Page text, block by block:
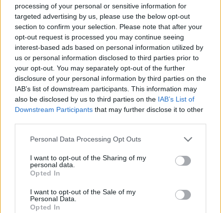
processing of your personal or sensitive information for
targeted advertising by us, please use the below opt-out
section to confirm your selection. Please note that after your
opt-out request is processed you may continue seeing
interest-based ads based on personal information utilized by
us or personal information disclosed to third parties prior to
your opt-out. You may separately opt-out of the further
disclosure of your personal information by third parties on the
IAB’s list of downstream participants. This information may
also be disclosed by us to third parties on the IAB’s List of
Downstream Participants that may further disclose it to other
Please note that this website/app uses one or more Google
not limited to your visit or usage behaviour. You may click to
grant or deny consent to Google and its third-party tags to
use your data for below specified purposes in below Google
consent section.
Personal Data Processing Opt Outs
I want to opt-out of the Sharing of my
personal data.
Opted In
I want to opt-out of the Sale of my
Personal Data.
Opted In
Αν τα χάσατε
Κόκκινος συναγερμός για